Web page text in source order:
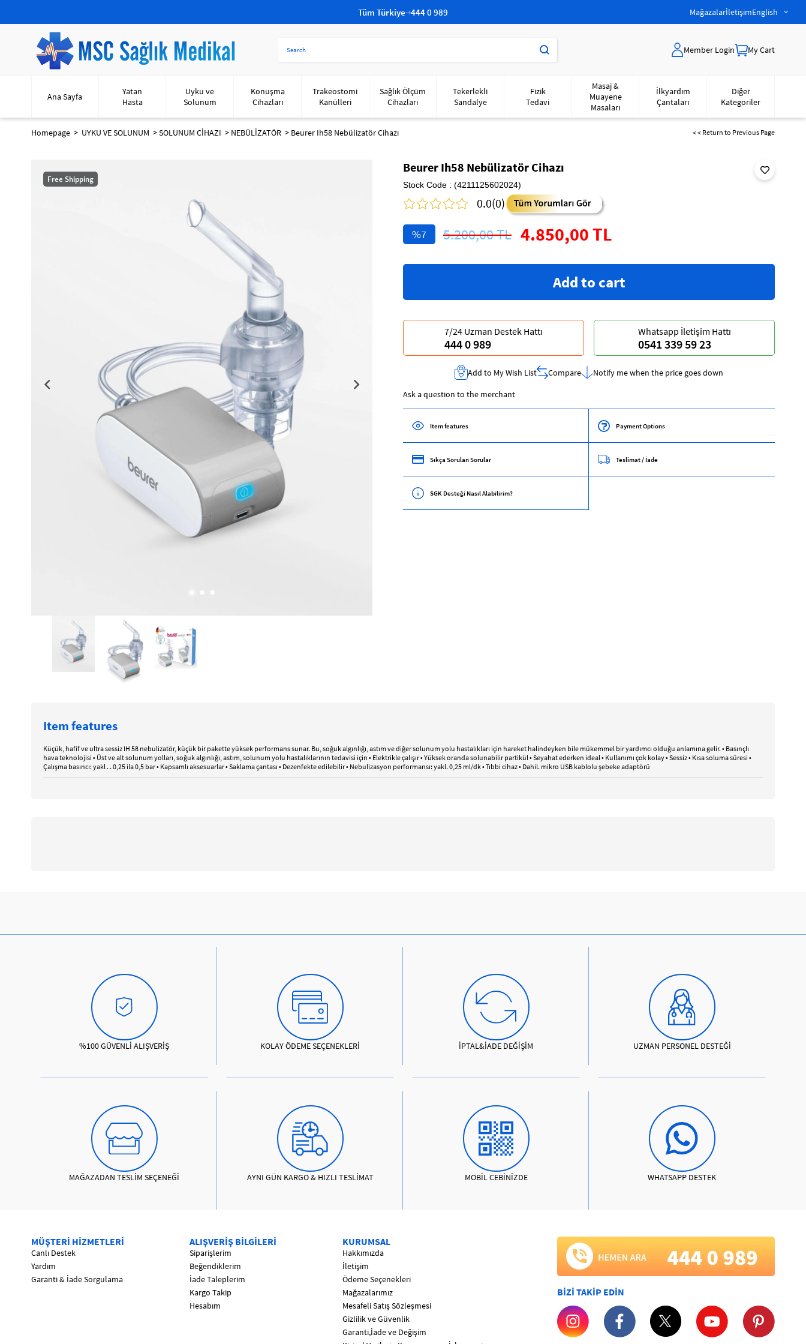
Tüm Türkiye 444 0 989 MağazalarİletişimEnglish
Member Login My Cart
Ana Sayfa
Yatan
Hasta
Uyku ve
Solunum
Konuşma
Cihazları
Trakeostomi
Kanülleri
Sağlık Ölçüm
Cihazları
Tekerlekli
Sandalye
Fizik
Tedavi
Masaj &
Muayene
Masaları
İlkyardım
Çantaları
Diğer
Kategoriler
Homepage UYKU VE SOLUNUM SOLUNUM CİHAZI NEBÜLİZATÖR Beurer Ih58 Nebülizatör Cihazı < < Return to Previous Page
Free Shipping
Beurer Ih58 Nebülizatör Cihazı
Stock Code (4211125602024)
0.0(0)
7 5.200,00 TL 4.850,00 TL
Whatsapp İletişim Hattı
0541 339 59 23
7/24 Uzman Destek Hattı
444 0 989
Add to My Wish List Compare Notify me when the price goes down
Ask a question to the merchant
Item features Payment Options
Sıkça Sorulan Sorular Teslimat / İade
SGK Desteği Nasıl Alabilirim?
Item features
Küçük, hafif ve ultra sessiz IH 58 nebulizatör, küçük bir pakette yüksek performans sunar. Bu, soğuk algınlığı, astım ve diğer solunum yolu hastalıkları için hareket halindeyken bile mükemmel bir yardımcı olduğu anlamına gelir. • Basınçlı
hava teknolojisi • Üst ve alt solunum yolları, soğuk algınlığı, astım, solunum yolu hastalıklarının tedavisi için • Elektrikle çalışır • Yüksek oranda solunabilir partikül • Seyahat ederken ideal • Kullanımı çok kolay • Sessiz • Kısa soluma süresi •
Çalışma basıncı: yakl . . 0,25 ila 0,5 bar • Kapsamlı aksesuarlar • Saklama çantası • Dezenfekte edilebilir • Nebulizasyon performansı: yakl. 0,25 ml/dk • Tıbbi cihaz • Dahil. mikro USB kablolu şebeke adaptörü
%100 GÜVENLİ ALIŞVERİŞ KOLAY ÖDEME SEÇENEKLERİ İPTAL&İADE DEĞİŞİM UZMAN PERSONEL DESTEĞİ
MAĞAZADAN TESLİM SEÇENEĞİ AYNI GÜN KARGO & HIZLI TESLİMAT MOBİL CEBİNİZDE WHATSAPP DESTEK
MÜŞTERİ HİZMETLERİ
Canlı Destek
Yardım
Garanti & İade Sorgulama
ALIŞVERİŞ BİLGİLERİ
Siparişlerim
Beğendiklerim
İade Taleplerim
Kargo Takip
Hesabım
KURUMSAL
Hakkımızda
İletişim
Ödeme Seçenekleri
Mağazalarımız
Mesafeli Satış Sözleşmesi
Gizlilik ve Güvenlik
Garanti,İade ve Değişim
BİZİ TAKİP EDİN